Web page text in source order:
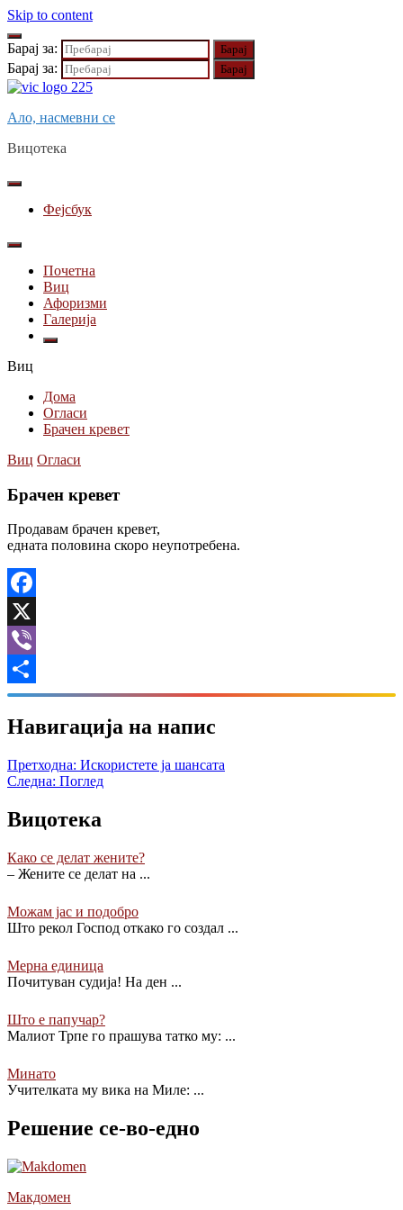
Skip to content
Барај за:
Барај за:
Ало, насмевни се
Вицотека
Фејсбук
Почетна
Виц
Афоризми
Галерија
Виц
Дома
Огласи
Брачен кревет
Виц Огласи
Брачен кревет
Продавам брачен кревет,
едната половина скоро неупотребена.
Facebook
X
Viber
Share
Навигација на напис
Претходна: Искористете ја шансата
Следна: Поглед
Вицотека
Како се делат жените?
– Жените се делат на ...
Можам јас и подобро
Што рекол Господ откако го создал ...
Мерна единица
Почитуван судија! На ден ...
Што е папучар?
Малиот Трпе го прашува татко му: ...
Минато
Учителката му вика на Миле: ...
Решение се-во-едно
Макдомен